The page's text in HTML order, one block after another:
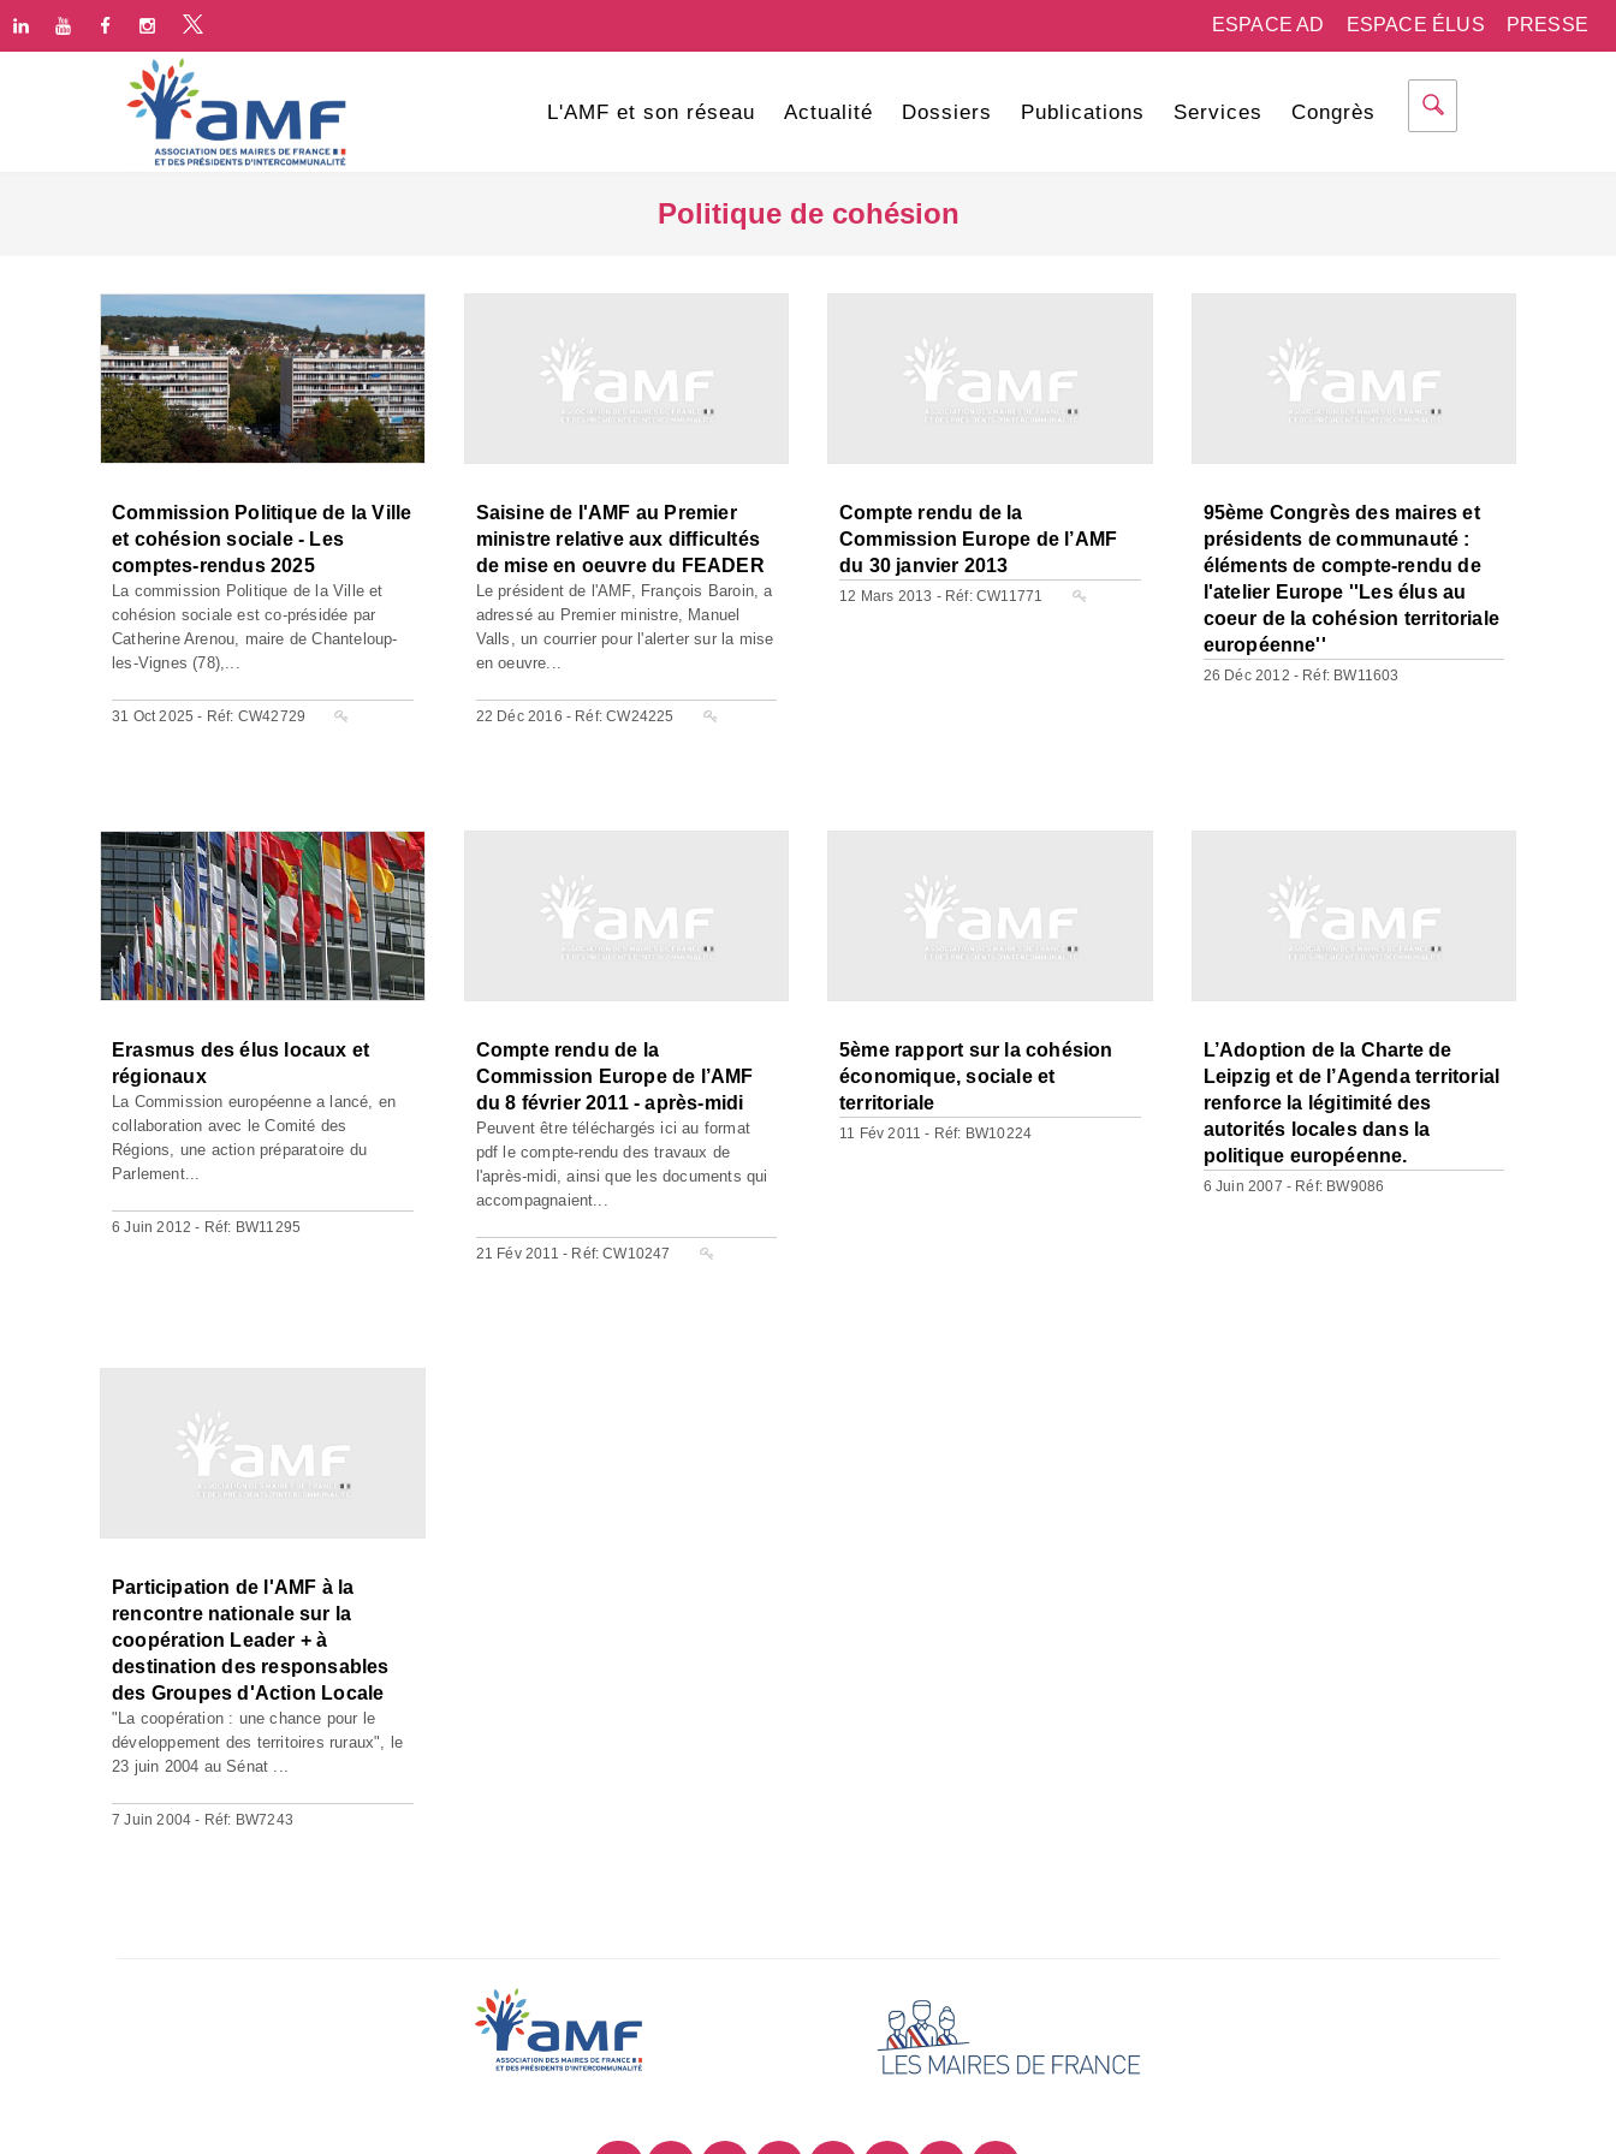
PRESSE
ESPACE ÉLUS
ESPACE AD
L'AMF et son réseau Actualité Dossiers Publications Services Congrès
Politique de cohésion
Commission Politique de la Ville
et cohésion sociale - Les
comptes-rendus 2025
La commission Politique de la Ville et
cohésion sociale est co-présidée par
Catherine Arenou, maire de Chanteloup-
les-Vignes (78),...
31 Oct 2025 - Réf: CW42729
Saisine de l'AMF au Premier
ministre relative aux difficultés
de mise en oeuvre du FEADER
Le président de l'AMF, François Baroin, a
adressé au Premier ministre, Manuel
Valls, un courrier pour l'alerter sur la mise
en oeuvre...
22 Déc 2016 - Réf: CW24225
Compte rendu de la
Commission Europe de l’AMF
du 30 janvier 2013
12 Mars 2013 - Réf: CW11771
95ème Congrès des maires et
présidents de communauté :
éléments de compte-rendu de
l'atelier Europe ''Les élus au
coeur de la cohésion territoriale
européenne''
26 Déc 2012 - Réf: BW11603
Erasmus des élus locaux et
régionaux
La Commission européenne a lancé, en
collaboration avec le Comité des
Régions, une action préparatoire du
Parlement...
6 Juin 2012 - Réf: BW11295
Compte rendu de la
Commission Europe de l’AMF
du 8 février 2011 - après-midi
Peuvent être téléchargés ici au format
pdf le compte-rendu des travaux de
l'après-midi, ainsi que les documents qui
accompagnaient...
21 Fév 2011 - Réf: CW10247
5ème rapport sur la cohésion
économique, sociale et
territoriale
11 Fév 2011 - Réf: BW10224
L’Adoption de la Charte de
Leipzig et de l’Agenda territorial
renforce la légitimité des
autorités locales dans la
politique européenne.
6 Juin 2007 - Réf: BW9086
Participation de l'AMF à la
rencontre nationale sur la
coopération Leader + à
destination des responsables
des Groupes d'Action Locale
"La coopération : une chance pour le
développement des territoires ruraux", le
23 juin 2004 au Sénat ...
7 Juin 2004 - Réf: BW7243